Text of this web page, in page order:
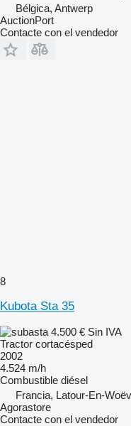
Bélgica, Antwerp
AuctionPort
Contacte con el vendedor
8
Kubota Sta 35
4.500 € Sin IVA
Tractor cortacésped
2002
4.524 m/h
Combustible diésel
Francia, Latour-En-
Agorastore
Contacte con el vendedor